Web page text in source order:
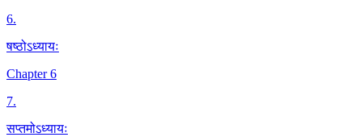
6.
षष्ठोऽध्यायः
Chapter 6
7.
सप्तमोऽध्यायः